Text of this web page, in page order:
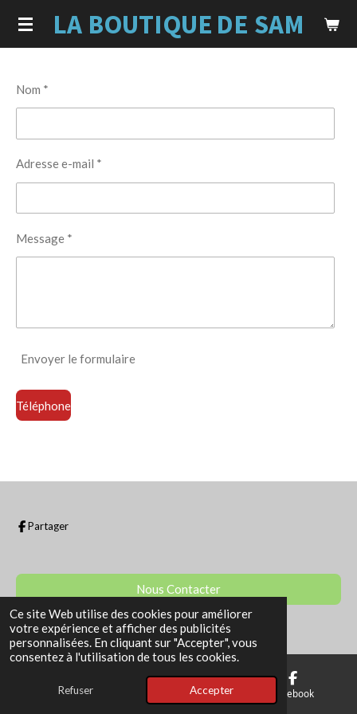
Ce site Web utilise des cookies pour améliorer
votre expérience et afficher des publicités
personnalisées. En cliquant sur "Accepter", vous
consentez à l'utilisation de tous les cookies.
Refuser Accepter
Passer
au
LA BOUTIQUE DE SAM
Nom *
Adresse e-mail *
Message *
Envoyer le formulaire
Téléphone
Partager
Nous Contacter
© 2022 - 2026 La Boutique de Sam
E-mail Téléphone Facebook